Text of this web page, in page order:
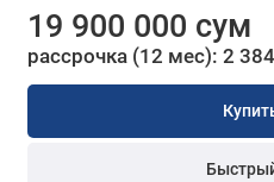
19 900 000 сум
рассрочка (12 мес): 2